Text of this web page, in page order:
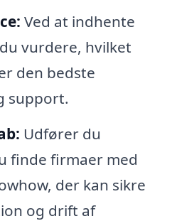
Ved at indhente
vurdere, hvilket
den bedste
support.
Udfører du
finde firmaer med
der kan sikre
og drift af